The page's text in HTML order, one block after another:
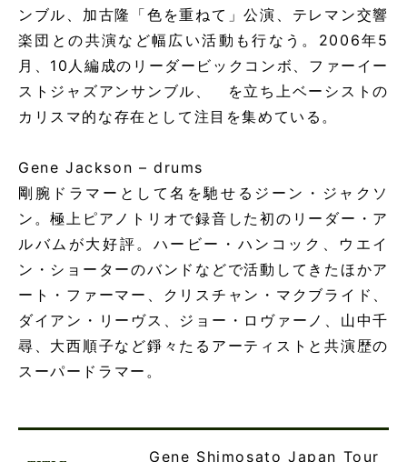
ンブル、加古隆「色を重ねて」公演、テレマン交響
楽団との共演など幅広い活動も行なう。2006年5
月、10人編成のリーダービックコンボ、ファーイー
ストジャズアンサンブル、 を立ち上ベーシストの
カリスマ的な存在として注目を集めている。
Gene Jackson – drums
剛腕ドラマーとして名を馳せるジーン・ジャクソ
ン。極上ピアノトリオで録音した初のリーダー・ア
ルバムが大好評。ハービー・ハンコック、ウエイ
ン・ショーターのバンドなどで活動してきたほかア
ート・ファーマー、クリスチャン・マクブライド、
ダイアン・リーヴス、ジョー・ロヴァーノ、山中千
尋、大西順子など錚々たるアーティストと共演歴の
スーパードラマー。
Gene Shimosato Japan Tour